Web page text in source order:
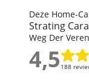
Model
Uitvoering
Kenteken
Bouwjaar
Deze Home-
Strating
Weg Der
4,5 188